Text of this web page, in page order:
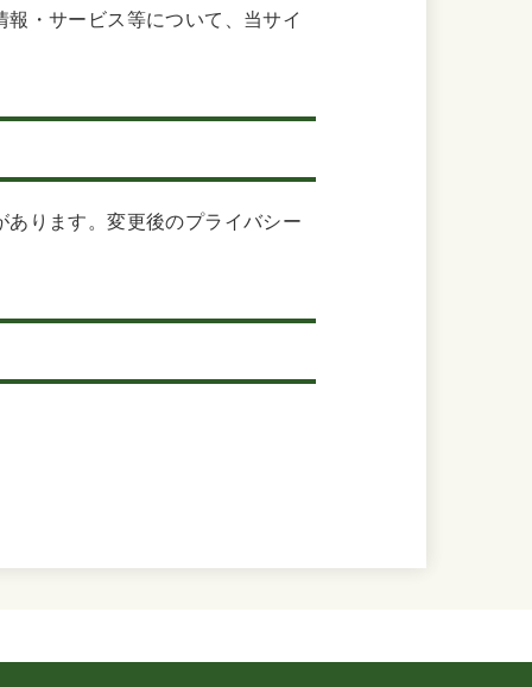
・サービス等について、当サイ
ります。変更後のプライバシー